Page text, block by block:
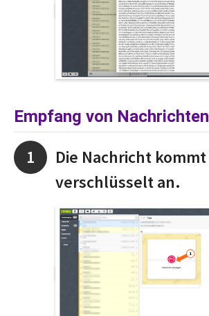
Empfang von Nachrichten
Die Nachricht kommt
verschlüsselt an.